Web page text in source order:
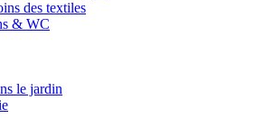
des textiles
& WC
le jardin